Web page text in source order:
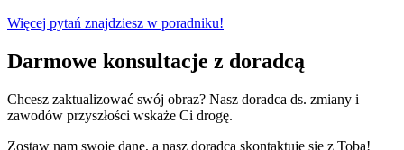
Więcej pytań znajdziesz w poradniku!
Darmowe konsultacje z doradcą
Chcesz zaktualizować swój obraz? Nasz doradca ds. zmiany i
zawodów przyszłości wskaże Ci drogę.
Zostaw nam swoje dane, a nasz doradca skontaktuje się z Tobą!